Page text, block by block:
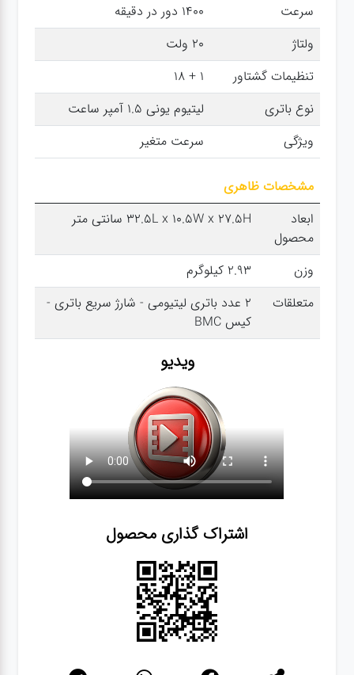
کیف و
جبعه
ابزار
انواع
باتری ها
پمپ
تجهیزات
کمپ
گجت
سرعت
1400 دور در دقیقه
ولتاژ
20 ولت
تنظیمات گشتاور
1 + 18
نوع باتری
لیتیوم یونی 1.5 آمپر ساعت
ویژگی
سرعت متغیر
مشخصات ظاهری
ابعاد
محصول
‎32.5L x 10.5W x 27.5H سانتی متر
وزن
2.93 کیلوگرم
متعلقات
2 عدد باتری لیتیومی - شارژ سریع باتری -
کیس BMC
ویدیو
اشتراک گذاری محصول